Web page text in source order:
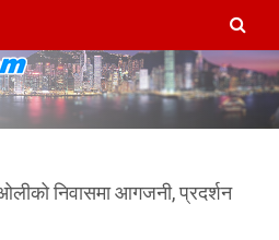
– हङकङबाट
नेपाली अनलाईन
hk nepal com
निवासमा आगजनी, प्रदर्शन